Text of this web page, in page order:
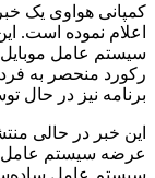
کمپانی هواوی یک
اعلام نموده است.
رکورد منحصر به
برنامه نیز در حال
این خبر در حالی